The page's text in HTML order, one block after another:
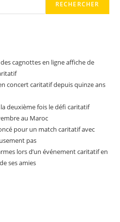
RECHERCHER
cagnottes en ligne affiche de
concert caritatif depuis quinze ans
deuxième fois le défi caritatif
au Maroc
pour un match caritatif avec
pas
lors d’un événement caritatif en
ses amies